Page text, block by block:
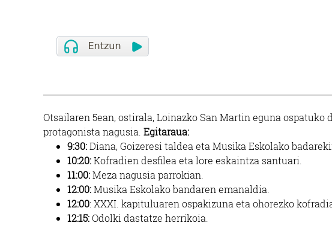
Otsailaren 5ean, ostirala, Loinazko San Martin eguna ospatuko
protagonista nagusia. Egitaraua:
9:30:Diana, Goizeresi taldea eta Musika Eskolako
10:20:Kofradien desfilea eta lore eskaintza santuari.
11:00:Meza nagusia parrokian.
12:00:Musika Eskolako bandaren emanaldia.
12:00: XXXI. kapituluaren ospakizuna eta ohorezko
12:15:Odolki dastatze herrikoia.